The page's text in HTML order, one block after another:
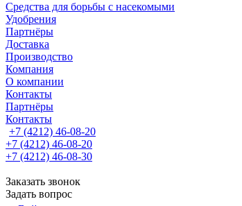
Средства для борьбы с насекомыми
Удобрения
Партнёры
Доставка
Производство
Компания
О компании
Контакты
Партнёры
Контакты
+7 (4212) 46-08-20
+7 (4212) 46-08-20
+7 (4212) 46-08-30
Заказать звонок
Задать вопрос